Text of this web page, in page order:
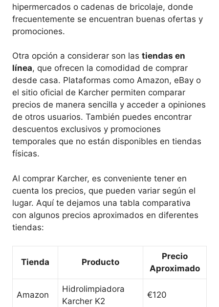
hipermercados o cadenas de bricolaje, donde
frecuentemente se encuentran buenas ofertas y
promociones.
Otra opción a considerar son las tiendas en
línea, que ofrecen la comodidad de comprar
desde casa. Plataformas como Amazon, eBay o
el sitio oficial de Karcher permiten comparar
precios de manera sencilla y acceder a opiniones
de otros usuarios. También puedes encontrar
descuentos exclusivos y promociones
temporales que no están disponibles en tiendas
físicas.
Al comprar Karcher, es conveniente tener en
cuenta los precios, que pueden variar según el
lugar. Aquí te dejamos una tabla comparativa
con algunos precios aproximados en diferentes
tiendas:
Tienda Producto
Precio
Aproximado
Amazon
Hidrolimpiadora
Karcher K2
€120